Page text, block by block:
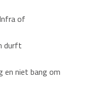
of
durft
en niet bang om